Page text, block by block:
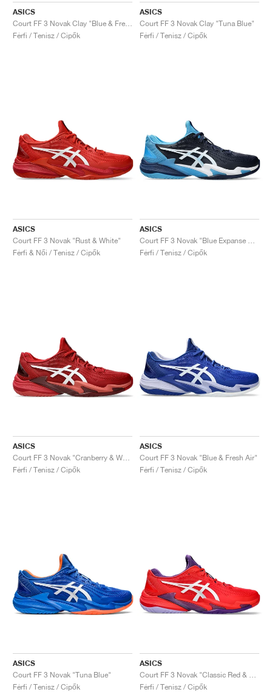
ASICS
Férfi / Tenisz / Cipők
ASICS
Court FF 3 Novak Clay "Tuna Blue"
Férfi / Tenisz / Cipők
ASICS
Court FF 3 Novak "Rust & White"
Férfi & Női / Tenisz / Cipők
ASICS
Férfi / Tenisz / Cipők
ASICS
Férfi / Tenisz / Cipők
ASICS
Court FF 3 Novak "Blue & Fresh Air"
Férfi / Tenisz / Cipők
ASICS
Court FF 3 Novak "Tuna Blue"
Férfi / Tenisz / Cipők
ASICS
Férfi / Tenisz / Cipők